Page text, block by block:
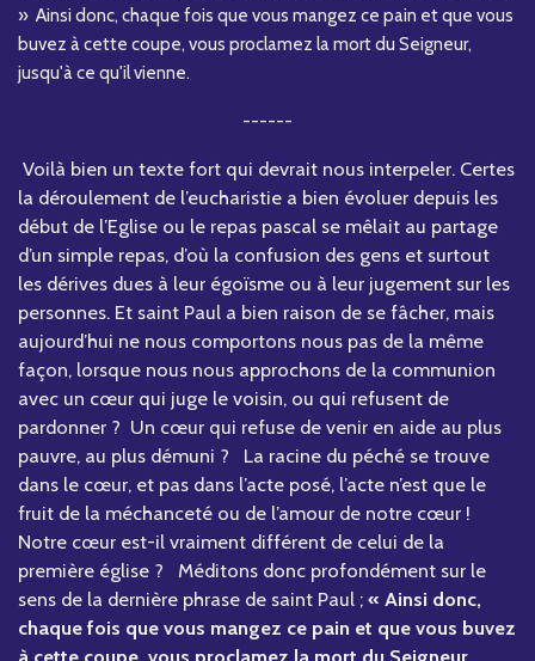
» Ainsi donc, chaque fois que vous mangez ce pain et que vous
buvez à cette coupe, vous proclamez la mort du Seigneur,
jusqu'à ce qu'il vienne.
------
Voilà bien un texte fort qui devrait nous interpeler. Certes
la déroulement de l’eucharistie a bien évoluer depuis les
début de l’Eglise ou le repas pascal se mêlait au partage
d’un simple repas, d’où la confusion des gens et surtout
les dérives dues à leur égoïsme ou à leur jugement sur les
personnes. Et saint Paul a bien raison de se fâcher, mais
aujourd’hui ne nous comportons nous pas de la même
façon, lorsque nous nous approchons de la communion
avec un cœur qui juge le voisin, ou qui refusent de
pardonner ? Un cœur qui refuse de venir en aide au plus
pauvre, au plus démuni ? La racine du péché se trouve
dans le cœur, et pas dans l’acte posé, l’acte n’est que le
fruit de la méchanceté ou de l’amour de notre cœur !
Notre cœur est-il vraiment différent de celui de la
première église ? Méditons donc profondément sur le
sens de la dernière phrase de saint Paul ; « Ainsi donc,
chaque fois que vous mangez ce pain et que vous buvez
à cette coupe, vous proclamez la mort du Seigneur,